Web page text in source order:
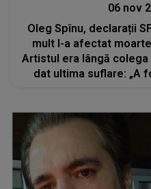
06 nov
Oleg Spînu, declarații
mult l-a afectat
Artistul era lângă
dat ultima suflare: „A